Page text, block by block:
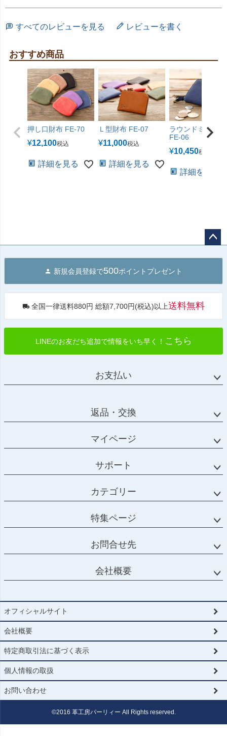
すべてのレビューを見る レビューを書く
おすすめ商品
押し口財布 FE-70
¥12,100税込
詳細を見る
Ｌ型財布 FE-07
¥11,000税込
詳細を見る
ラウンドミニ財布
FE-06
¥10,450税込
詳細を見る
へ
新規会員登録で500ポイントプレゼント
全国一律送料880円 総額7,700円(税込)以上送料無料
LINEのお友だち追加で情報をいち早く！ こちら
お支払い
返品・交換
マイページ
サポート
カテゴリー
特集ページ
お問合せ先
会社概要
オフィシャルサイト
会社概要
特定商取引法に基づく表示
個人情報の取扱
お問い合わせ
©2016 革工房パーリィー All Rights reserved.